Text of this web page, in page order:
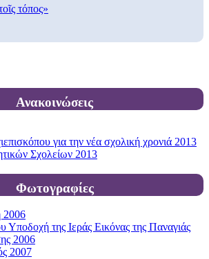
τόπος»
Ανακοινώσεις
για την νέα σχολική χρονιά 2013
Σχολείων 2013
Φωτογραφίες
Υποδοχή της Ιεράς Εικόνας της Παναγιάς
2006
2007